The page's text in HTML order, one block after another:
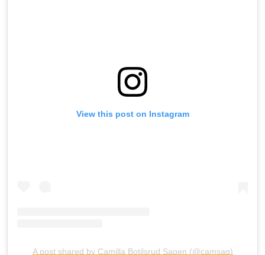
View this post on Instagram
A post shared by Camilla Botilsrud Sagen (@camsag)